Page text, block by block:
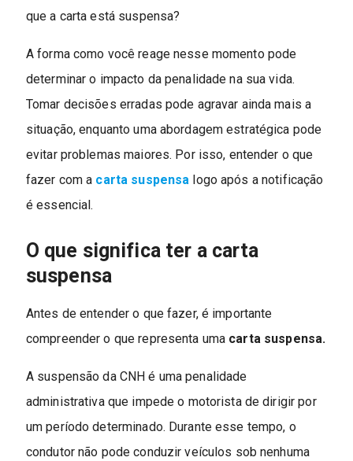
que a carta está suspensa?
A forma como você reage nesse momento pode
determinar o impacto da penalidade na sua vida.
Tomar decisões erradas pode agravar ainda mais a
situação, enquanto uma abordagem estratégica pode
evitar problemas maiores. Por isso, entender o que
fazer com a carta suspensa logo após a notificação
é essencial.
O que significa ter a carta
suspensa
Antes de entender o que fazer, é importante
compreender o que representa uma carta suspensa.
A suspensão da CNH é uma penalidade
administrativa que impede o motorista de dirigir por
um período determinado. Durante esse tempo, o
condutor não pode conduzir veículos sob nenhuma